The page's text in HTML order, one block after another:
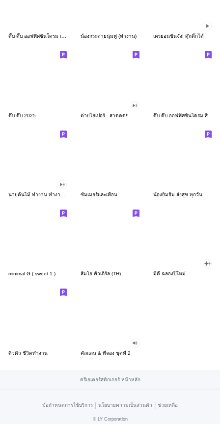
ดึ๊บ ดึ๊บ ออฟฟิศซินโดรม เก้า น้องกระต่ายนุ่มฟู (ทำงาน) เครยอนชินจัง! ดุ๊กดิ๊กได้
ดึ๊บ ดึ๊บ 2025 ต่ายไฮเปอร์ : สาดดด!! ดึ๊บ ดึ๊บ ออฟฟิศซินโดรม สี่
ซัมเมอร์และเพื่อน
minimal G ( sweet 1 ) ส้มโอ คิ้วเกิร์ล (TH) มีดี้ ฉลองปีใหม่
ดิวดิว ชีวิตทำงาน คัลแลน & พี่จอง ชุดที่ 2
ครีเอเตอร์สติกเกอร์ หน้าหลัก
ข้อกำหนดการใช้บริการ | นโยบายความเป็นส่วนตัว | ช่วยเหลือ
© LY Corporation